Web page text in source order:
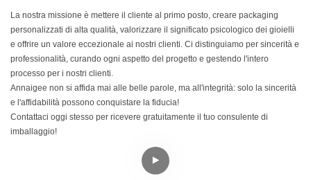
La nostra missione è mettere il cliente al primo posto, creare packaging
personalizzati di alta qualità, valorizzare il significato psicologico dei gioielli
e offrire un valore eccezionale ai nostri clienti. Ci distinguiamo per sincerità e
professionalità, curando ogni aspetto del progetto e gestendo l'intero
processo per i nostri clienti.
Annaigee non si affida mai alle belle parole, ma all'integrità: solo la sincerità
e l'affidabilità possono conquistare la fiducia!
Contattaci oggi stesso per ricevere gratuitamente il tuo consulente di
imballaggio!